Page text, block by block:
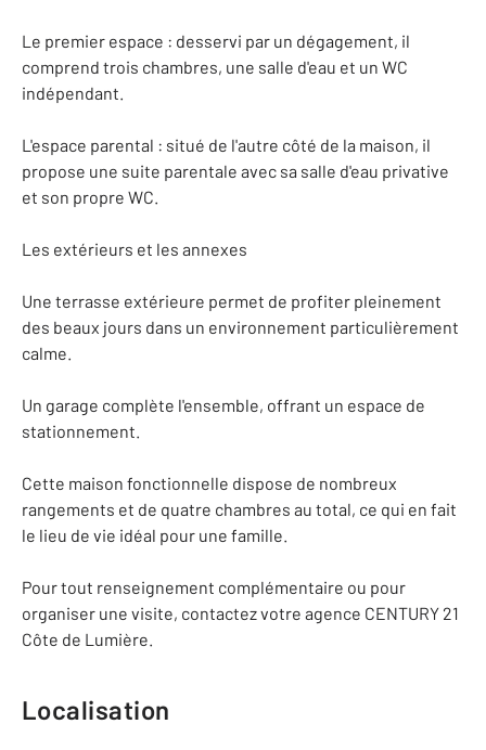
Le premier espace : desservi par un dégagement, il
comprend trois chambres, une salle d'eau et un WC
indépendant.
L'espace parental : situé de l'autre côté de la maison, il
propose une suite parentale avec sa salle d'eau privative
et son propre WC.
Les extérieurs et les annexes
Une terrasse extérieure permet de profiter pleinement
des beaux jours dans un environnement particulièrement
calme.
Un garage complète l'ensemble, offrant un espace de
stationnement.
Cette maison fonctionnelle dispose de nombreux
rangements et de quatre chambres au total, ce qui en fait
le lieu de vie idéal pour une famille.
Pour tout renseignement complémentaire ou pour
organiser une visite, contactez votre agence CENTURY 21
Côte de Lumière.
Localisation